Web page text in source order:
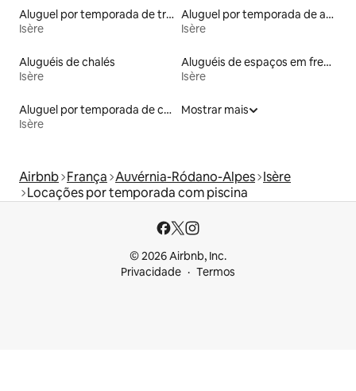
Aluguel por temporada de trailers
Isère
Aluguel por temporada de apart-hotéis
Isère
Aluguéis de chalés
Isère
Aluguéis de espaços em frente à praia
Isère
Aluguel por temporada de casas de veraneio
Isère
Mostrar mais
Airbnb França Auvérnia-Ródano-Alpes Isère
Locações por temporada com piscina
© 2026 Airbnb, Inc.
Privacidade
Termos